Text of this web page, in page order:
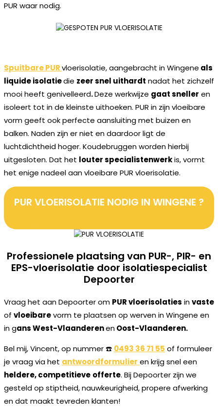
PUR waar nodig.
Spuitbare PURvloerisolatie, aangebracht in Wingene als
liquide isolatiedie zeer snel uithardt nadat het zichzelf
mooi heeft genivelleerd.Deze werkwijze gaat sneller en
isoleert tot in de kleinste uithoeken. PUR in zijn vloeibare
vorm geeft ook perfecte aansluiting met buizen en
balken. Naden zijn er niet en daardoor ligt de
luchtdichtheid hoger. Koudebruggen worden hierbij
uitgesloten. Dat het louter specialistenwerkis, vormt
het enige nadeel aan vloeibare PUR vloerisolatie.
PUR VLOERISOLATIE NODIG IN WINGENE ?
GRATIS ADVIES & OFFERTE
Professionele plaatsing van PUR-, PIR- en
EPS-vloerisolatie door isolatiespecialist
Depoorter
Vraag het aan Depoorter om PUR vloerisolaties invaste
of vloeibarevorm te plaatsen op werven in Wingene en
in gans West-VlaanderenenOost-Vlaanderen.
Bel mij, Vincent, op nummer ☎️ 0493 36 71 55 of formuleer
je vraag via het antwoordformulier en krijg snel een
heldere, competitieve offerte. Bij Depoorter zijn we
gesteld op stiptheid, nauwkeurigheid, propere afwerking
en dat maakt tevreden klanten!